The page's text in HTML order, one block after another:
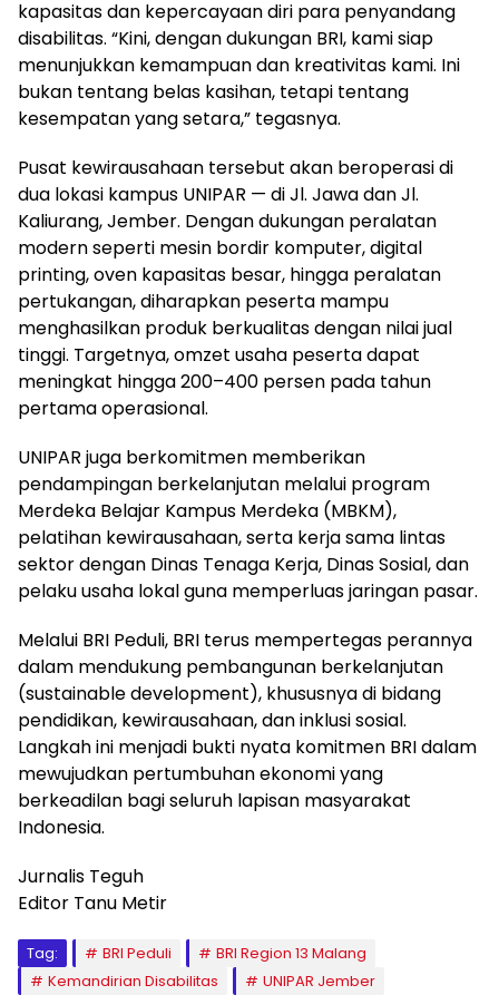
kapasitas dan kepercayaan diri para penyandang
disabilitas. “Kini, dengan dukungan BRI, kami siap
menunjukkan kemampuan dan kreativitas kami. Ini
bukan tentang belas kasihan, tetapi tentang
kesempatan yang setara,” tegasnya.
Pusat kewirausahaan tersebut akan beroperasi di
dua lokasi kampus UNIPAR — di Jl. Jawa dan Jl.
Kaliurang, Jember. Dengan dukungan peralatan
modern seperti mesin bordir komputer, digital
printing, oven kapasitas besar, hingga peralatan
pertukangan, diharapkan peserta mampu
menghasilkan produk berkualitas dengan nilai jual
tinggi. Targetnya, omzet usaha peserta dapat
meningkat hingga 200–400 persen pada tahun
pertama operasional.
UNIPAR juga berkomitmen memberikan
pendampingan berkelanjutan melalui program
Merdeka Belajar Kampus Merdeka (MBKM),
pelatihan kewirausahaan, serta kerja sama lintas
sektor dengan Dinas Tenaga Kerja, Dinas Sosial, dan
pelaku usaha lokal guna memperluas jaringan pasar.
Melalui BRI Peduli, BRI terus mempertegas perannya
dalam mendukung pembangunan berkelanjutan
(sustainable development), khususnya di bidang
pendidikan, kewirausahaan, dan inklusi sosial.
Langkah ini menjadi bukti nyata komitmen BRI dalam
mewujudkan pertumbuhan ekonomi yang
berkeadilan bagi seluruh lapisan masyarakat
Indonesia.
Jurnalis Teguh
Editor Tanu Metir
Tag: BRI Peduli
BRI Region 13 Malang
Kemandirian Disabilitas
UNIPAR Jember